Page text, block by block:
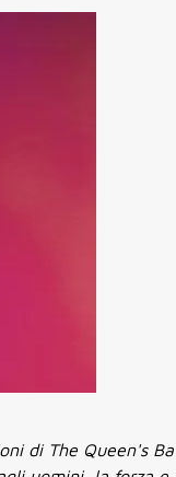
di The Queen's